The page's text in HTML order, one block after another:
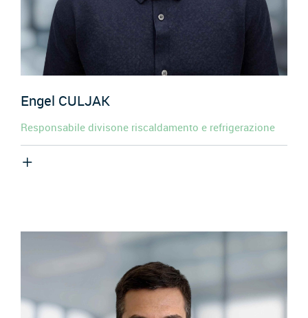
Engel CULJAK
Responsabile divisone riscaldamento e refrigerazione